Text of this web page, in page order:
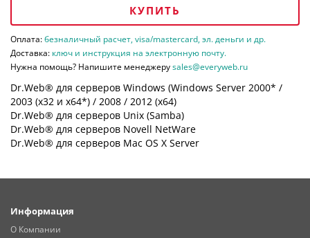
КУПИТЬ
Оплата:безналичный расчет, visa/mastercard, эл. деньги и др.
Доставка: ключ и инструкция на электронную почту.
Нужна помощь? Напишите менеджеруsales@everyweb.ru
Dr.Web® для серверов Windows (Windows Server 2000* /
2003 (х32 и х64*) / 2008 / 2012 (х64)
Dr.Web® для серверов Unix (Samba)
Dr.Web® для серверов Novell NetWare
Dr.Web® для серверов Mac OS X Server
Информация
О Компании